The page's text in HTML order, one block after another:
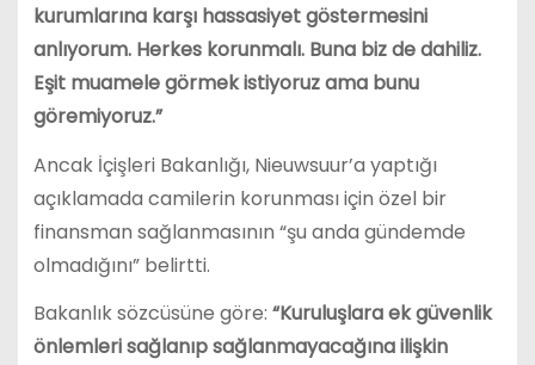
kurumlarına karşı hassasiyet göstermesini
anlıyorum. Herkes korunmalı. Buna biz de dahiliz.
Eşit muamele görmek istiyoruz ama bunu
göremiyoruz.”
Ancak İçişleri Bakanlığı, Nieuwsuur’a yaptığı
açıklamada camilerin korunması için özel bir
finansman sağlanmasının “şu anda gündemde
olmadığını” belirtti.
Bakanlık sözcüsüne göre: “Kuruluşlara ek güvenlik
önlemleri sağlanıp sağlanmayacağına ilişkin